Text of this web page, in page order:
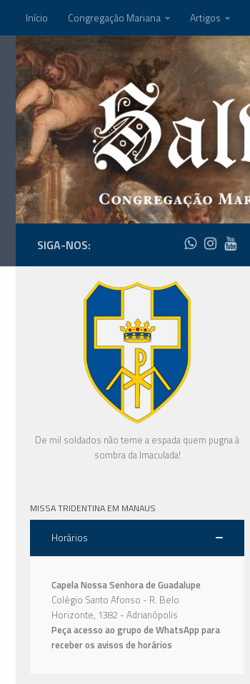
Início Congregação Mariana Artigos
SIGA-NOS:
De mil soldados não teme a espada quem pugna à
sombra da Imaculada!
MISSA TRIDENTINA EM MANAUS
Horários
Capela Nossa Senhora de Guadalupe
Colégio Santo Afonso - R. Belo
Horizonte, 1382 - Adrianópolis
Peça acesso ao grupo de WhatsApp para
receber os avisos de horários